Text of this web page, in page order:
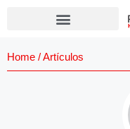
Home /Artículos